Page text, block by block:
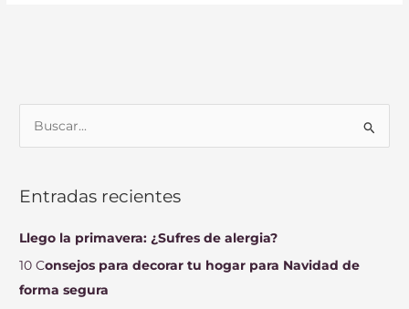
c
Entradas recientes
Llego la primavera: ¿Sufres de alergia?
10 Consejos para decorar tu hogar para Navidad de
forma segura